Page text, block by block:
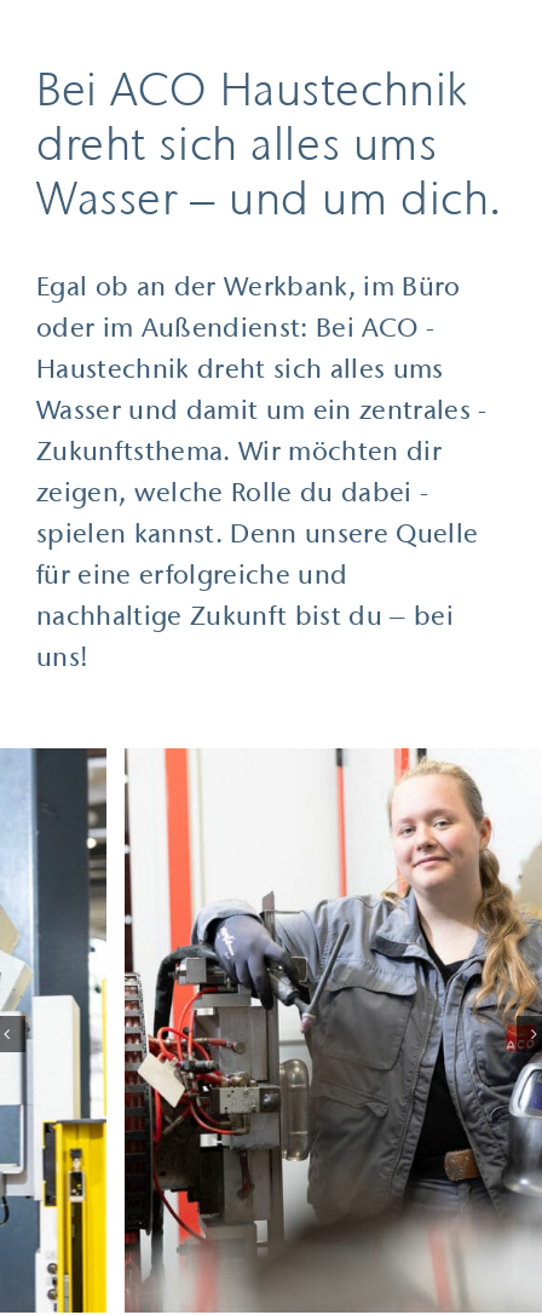
Bei ACO ­Haustechnik
dreht sich alles ums
Wasser – und um dich.
Egal ob an der Werkbank, im Büro
oder im Außendienst: Bei ACO ­
Haustechnik dreht sich alles ums
Wasser und damit um ein zentrales ­
Zukunftsthema. Wir möchten dir
zeigen, welche Rolle du dabei ­
spielen kannst. Denn unsere Quelle
für eine erfolgreiche und
nachhaltige Zukunft bist du – bei
uns!